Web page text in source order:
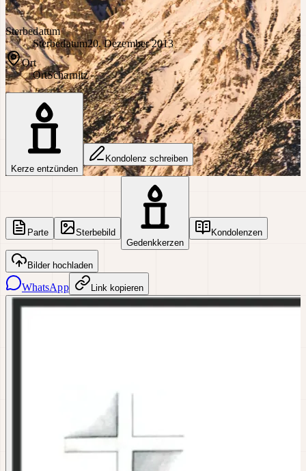
Sterbedatum
Sterbedatum20. Dezember 2013
Ort
OrtScharnitz
Kerze entzünden
Kondolenz schreiben
Parte
Sterbebild
Gedenkkerzen
Kondolenzen
Bilder hochladen
WhatsApp Link kopieren